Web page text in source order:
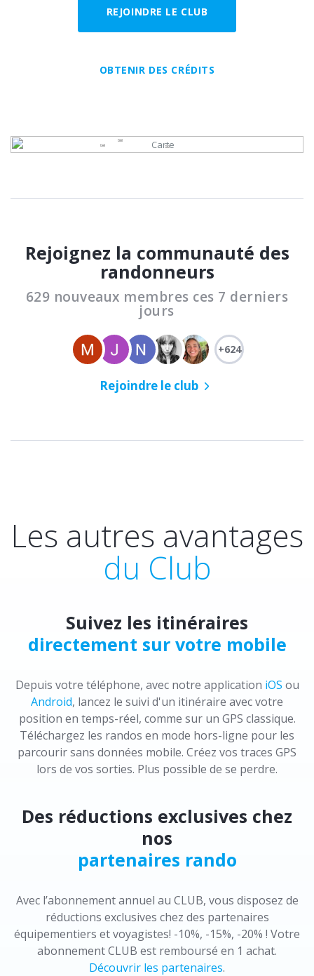
REJOINDRE LE CLUB
OBTENIR DES CRÉDITS
Rejoignez la communauté des
randonneurs
629 nouveaux membres ces 7 derniers
jours
+624
Rejoindre le club
Les autres avantages
du Club
Suivez les itinéraires
directement sur votre mobile
Depuis votre téléphone, avec notre application iOS ou
Android, lancez le suivi d'un itinéraire avec votre
position en temps-réel, comme sur un GPS classique.
Téléchargez les randos en mode hors-ligne pour les
parcourir sans données mobile. Créez vos traces GPS
lors de vos sorties. Plus possible de se perdre.
Des réductions exclusives chez
nos
partenaires rando
Avec l’abonnement annuel au CLUB, vous disposez de
réductions exclusives chez des partenaires
équipementiers et voyagistes! -10%, -15%, -20% ! Votre
abonnement CLUB est remboursé en 1 achat.
Découvrir les partenaires.